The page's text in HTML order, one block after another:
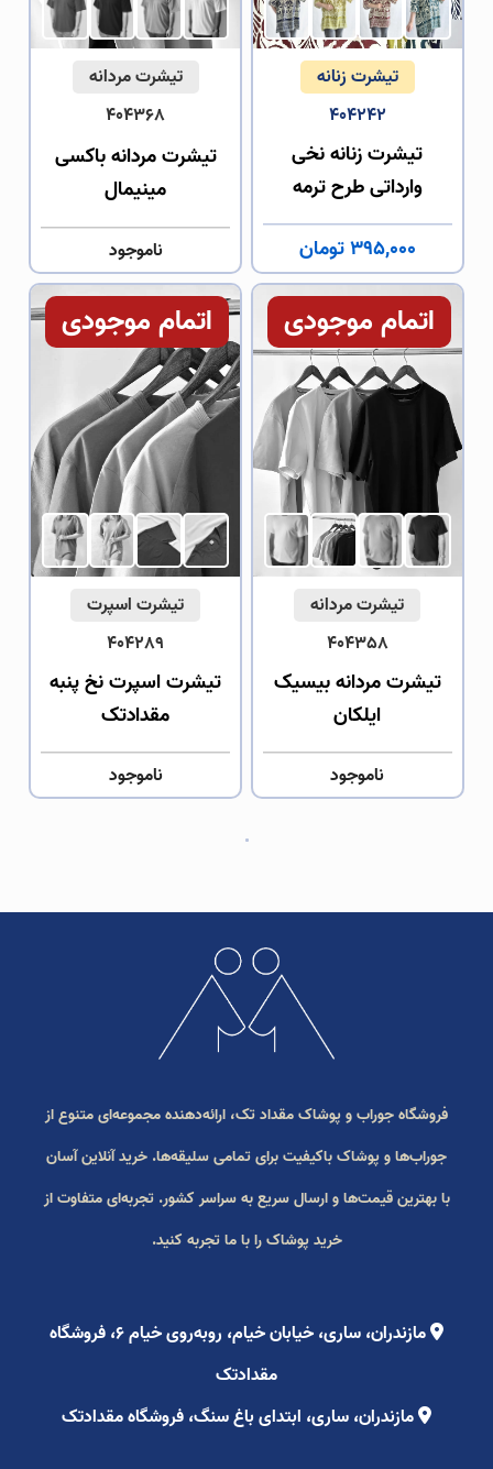
تیشرت زنانه
404242
تیشرت زنانه نخی
وارداتی طرح ترمه
395,000 تومان
تیشرت مردانه
404368
تیشرت مردانه باکسی
مینیمال
ناموجود
اتمام موجودی
تیشرت مردانه
404358
تیشرت مردانه بیسیک
ایلکان
ناموجود
اتمام موجودی
تیشرت اسپرت
404289
تیشرت اسپرت نخ پنبه
مقدادتک
ناموجود
فروشگاه جوراب و پوشاک مقداد تک، ارائه‌دهنده مجموعه‌ای متنوع از
جوراب‌ها و پوشاک باکیفیت برای تمامی سلیقه‌ها. خرید آنلاین آسان
با بهترین قیمت‌ها و ارسال سریع به سراسر کشور. تجربه‌ای متفاوت از
خرید پوشاک را با ما تجربه کنید.
مازندران، ساری، خیابان خیام، روبه‌روی خیام ۶، فروشگاه
مقدادتک
مازندران، ساری، ابتدای باغ سنگ، فروشگاه مقدادتک